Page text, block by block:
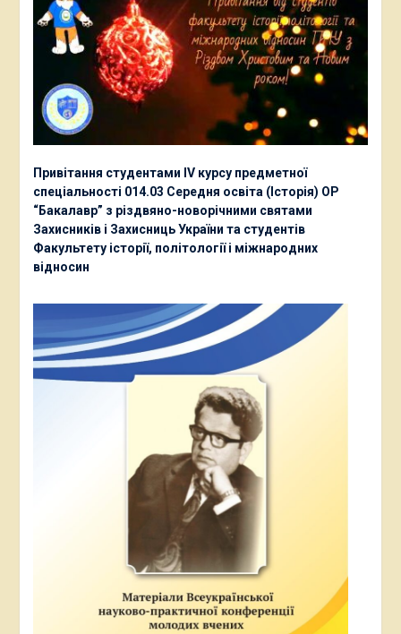
Привітання студентами ІV курсу предметної
спеціальності 014.03 Середня освіта (Історія) ОР
“Бакалавр” з різдвяно-новорічними святами
Захисників і Захисниць України та студентів
Факультету історії, політології і міжнародних
відносин